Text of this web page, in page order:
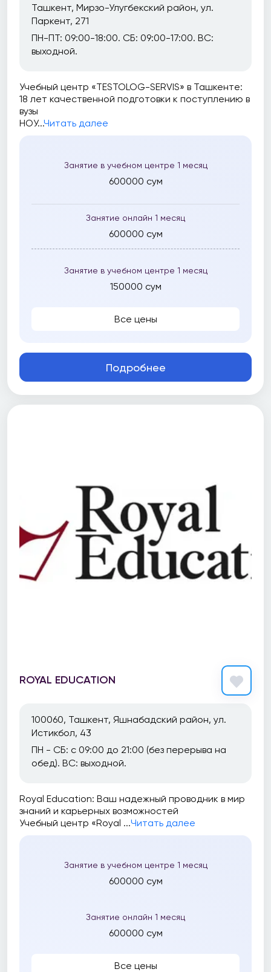
Ташкент, Мирзо-Улугбекский район, ул.
Паркент, 271
ПН-ПТ: 09:00-18:00. СБ: 09:00-17:00. ВС:
выходной.
Учебный центр «TESTOLOG-SERVIS» в Ташкенте:
18 лет качественной подготовки к поступлению в
вузы
НОУ...Читать далее
Занятие в учебном центре 1 месяц
600000 сум
Занятие онлайн 1 месяц
600000 сум
Занятие в учебном центре 1 месяц
150000 сум
Все цены
Подробнее
ROYAL EDUCATION
100060, Ташкент, Яшнабадский район, ул.
Истикбол, 43
ПН - СБ: с 09:00 до 21:00 (без перерыва на
обед). ВС: выходной.
Royal Education: Ваш надежный проводник в мир
знаний и карьерных возможностей
Учебный центр «Royal ...Читать далее
Занятие в учебном центре 1 месяц
600000 сум
Занятие онлайн 1 месяц
600000 сум
Все цены